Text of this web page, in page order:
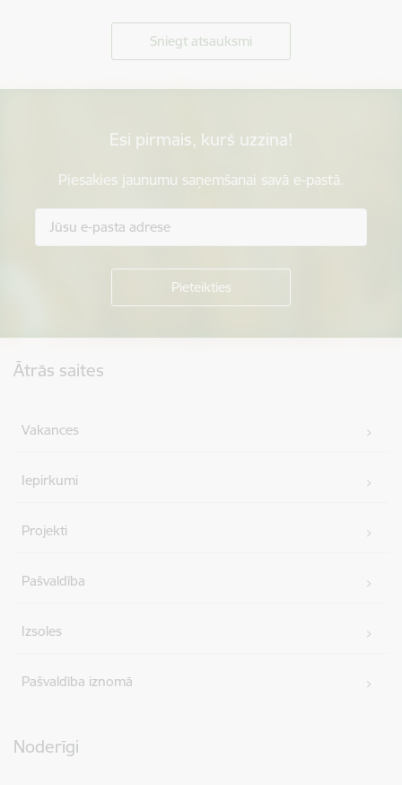
Sniegt atsauksmi
Esi pirmais, kurš uzzina!
Piesakies jaunumu saņemšanai savā e-pastā.
Ātrās saites
Vakances
Iepirkumi
Projekti
Pašvaldība
Izsoles
Pašvaldība iznomā
Noderīgi